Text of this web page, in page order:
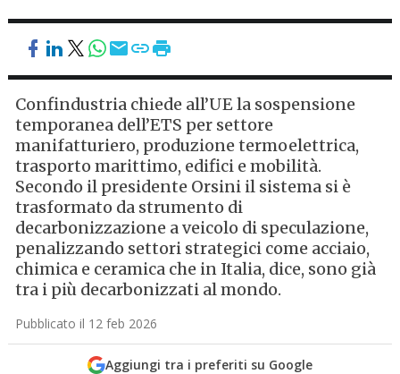
Confindustria chiede all’UE la sospensione
temporanea dell’ETS per settore
manifatturiero, produzione termoelettrica,
trasporto marittimo, edifici e mobilità.
Secondo il presidente Orsini il sistema si è
trasformato da strumento di
decarbonizzazione a veicolo di speculazione,
penalizzando settori strategici come acciaio,
chimica e ceramica che in Italia, dice, sono già
tra i più decarbonizzati al mondo.
Pubblicato il 12 feb 2026
Aggiungi tra i preferiti su Google